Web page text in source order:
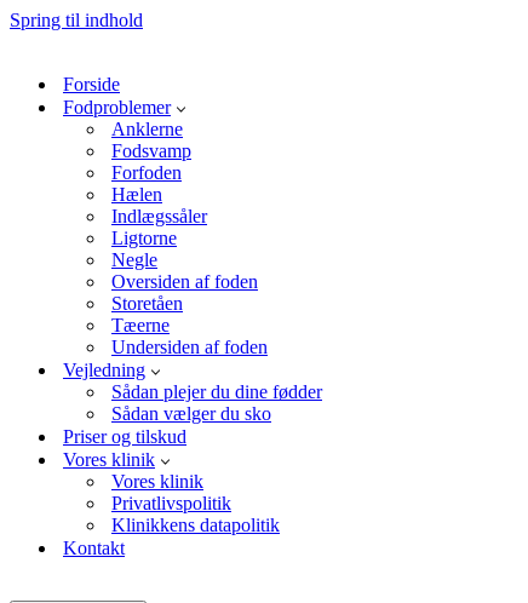
Spring til indhold
Forside
Fodproblemer
Anklerne
Fodsvamp
Forfoden
Hælen
Indlægssåler
Ligtorne
Negle
Oversiden af foden
Storetåen
Tæerne
Undersiden af foden
Vejledning
Sådan plejer du dine fødder
Sådan vælger du sko
Priser og tilskud
Vores klinik
Vores klinik
Privatlivspolitik
Klinikkens datapolitik
Kontakt